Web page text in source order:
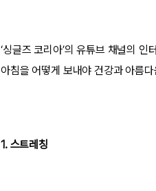
‘싱글즈 코리아’의 유튜브 채널의
아침을 어떻게 보내야 건강과 아름
1. 스트레칭